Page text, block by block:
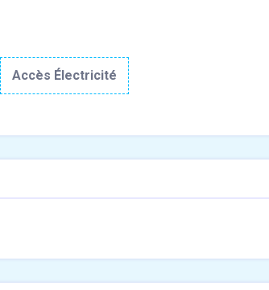
Accès Électricité